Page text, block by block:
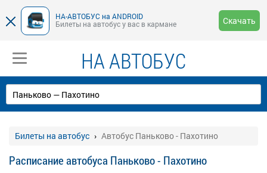
НА-АВТОБУС на ANDROID
Билеты на автобус у вас в кармане
Скачать
НА АВТОБУС
Билеты на автобус Автобус Паньково - Пахотино
Расписание автобуса Паньково - Пахотино